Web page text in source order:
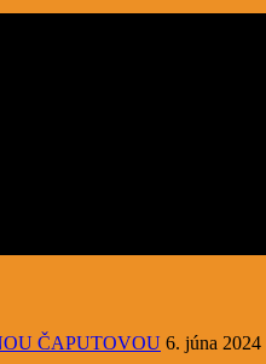
ČAPUTOVOU 6. júna 2024